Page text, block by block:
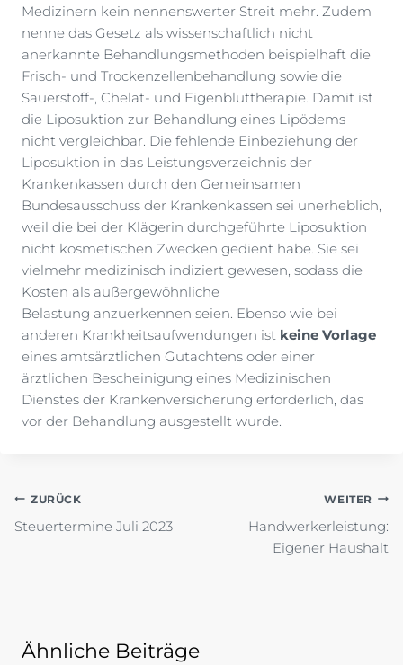
Medizinern kein nennenswerter Streit mehr. Zudem
nenne das Gesetz als wissenschaftlich nicht
anerkannte Behandlungsmethoden beispielhaft die
Frisch- und Trockenzellenbehandlung sowie die
Sauerstoff-, Chelat- und Eigenbluttherapie. Damit ist
die Liposuktion zur Behandlung eines Lipödems
nicht vergleichbar. Die fehlende Einbeziehung der
Liposuktion in das Leistungsverzeichnis der
Krankenkassen durch den Gemeinsamen
Bundesausschuss der Krankenkassen sei unerheblich,
weil die bei der Klägerin durchgeführte Liposuktion
nicht kosmetischen Zwecken gedient habe. Sie sei
vielmehr medizinisch indiziert gewesen, sodass die
Kosten als außergewöhnliche
Belastung anzuerkennen seien. Ebenso wie bei
anderen Krankheitsaufwendungen ist keine Vorlage
eines amtsärztlichen Gutachtens oder einer
ärztlichen Bescheinigung eines Medizinischen
Dienstes der Krankenversicherung erforderlich, das
vor der Behandlung ausgestellt wurde.
Beitragsnavigation
ZURÜCK
Steuertermine Juli 2023
WEITER
Handwerkerleistung:
Eigener Haushalt
Ähnliche Beiträge